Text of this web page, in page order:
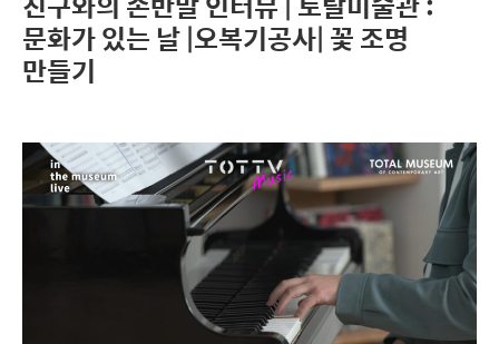
문화가 있는 날 |오복기공사| 꽃 조명
만들기